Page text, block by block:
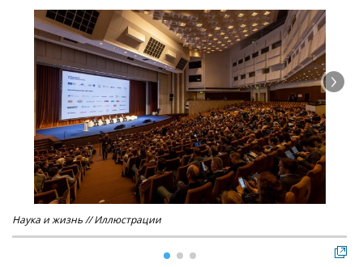
Наука и жизнь // Иллюстрации